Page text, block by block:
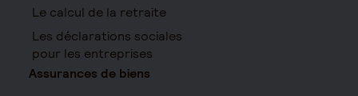
Le calcul de la retraite
Les déclarations sociales
pour les entreprises
Assurances de biens